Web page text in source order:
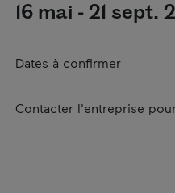
16 mai - 21 sept.
Dates à confirmer
Contacter l'entreprise